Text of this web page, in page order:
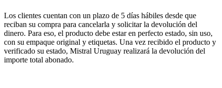
Los clientes cuentan con un plazo de 5 días hábiles desde que
reciban su compra para cancelarla y solicitar la devolución del
dinero. Para eso, el producto debe estar en perfecto estado, sin uso,
con su empaque original y etiquetas. Una vez recibido el producto y
verificado su estado, Mistral Uruguay realizará la devolución del
importe total abonado.